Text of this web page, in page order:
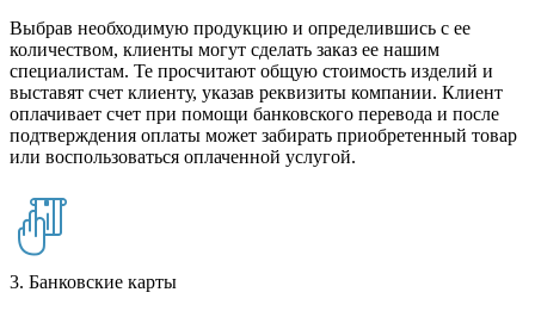
Выбрав необходимую продукцию и определившись с ее
количеством, клиенты могут сделать заказ ее нашим
специалистам. Те просчитают общую стоимость изделий и
выставят счет клиенту, указав реквизиты компании. Клиент
оплачивает счет при помощи банковского перевода и после
подтверждения оплаты может забирать приобретенный товар
или воспользоваться оплаченной услугой.
3. Банковские карты